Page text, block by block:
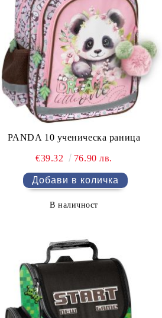
PANDA 10 ученическа раница
€39.32 76.90 лв.
В наличност